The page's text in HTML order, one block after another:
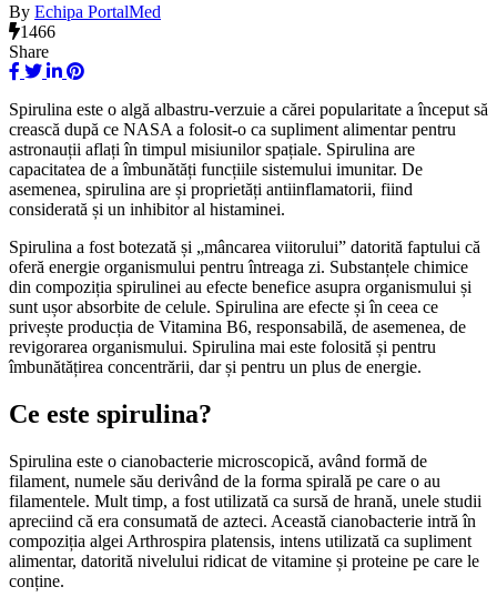
By Echipa PortalMed
1466
Share
Spirulina este o algă albastru-verzuie a cărei popularitate a început să
crească după ce NASA a folosit-o ca supliment alimentar pentru
astronauții aflați în timpul misiunilor spațiale. Spirulina are
capacitatea de a îmbunătăți funcțiile sistemului imunitar. De
asemenea, spirulina are și proprietăți antiinflamatorii, fiind
considerată și un inhibitor al histaminei.
Spirulina a fost botezată și „mâncarea viitorului” datorită faptului că
oferă energie organismului pentru întreaga zi. Substanțele chimice
din compoziția spirulinei au efecte benefice asupra organismului și
sunt ușor absorbite de celule. Spirulina are efecte și în ceea ce
privește producția de Vitamina B6, responsabilă, de asemenea, de
revigorarea organismului. Spirulina mai este folosită și pentru
îmbunătățirea concentrării, dar și pentru un plus de energie.
Ce este spirulina?
Spirulina este o cianobacterie microscopică, având formă de
filament, numele său derivând de la forma spirală pe care o au
filamentele. Mult timp, a fost utilizată ca sursă de hrană, unele studii
apreciind că era consumată de azteci. Această cianobacterie intră în
compoziția algei Arthrospira platensis, intens utilizată ca supliment
alimentar, datorită nivelului ridicat de vitamine și proteine pe care le
conține.